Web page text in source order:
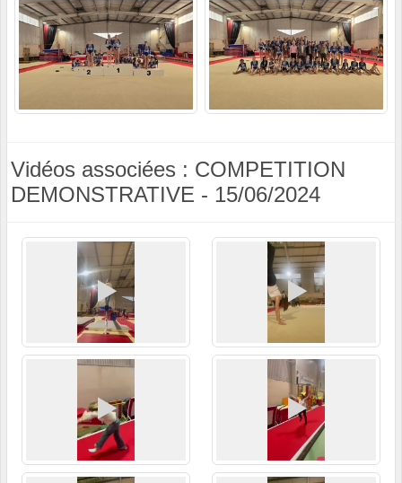
Vidéos associées : COMPETITION
DEMONSTRATIVE - 15/06/2024